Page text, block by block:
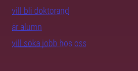
vill bli doktorand
är alumn
vill söka jobb hos oss